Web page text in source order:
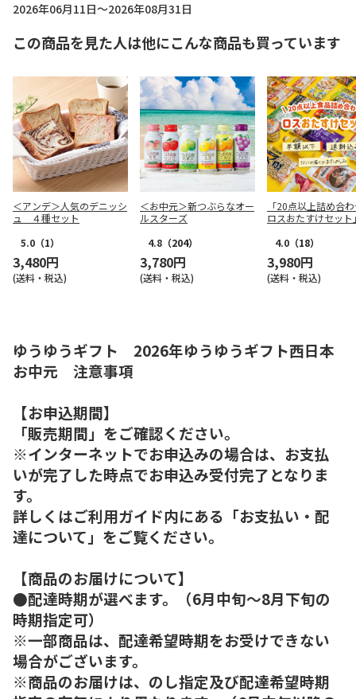
2026年06月11日～2026年08月31日
この商品を見た人は他にこんな商品も買っています
＜アンデ＞人気のデニッシ
ュ ４種セット
5.0 （1）
3,480円
(送料・税込)
＜お中元＞新つぶらなオー
ルスターズ
4.8 （204）
3,780円
(送料・税込)
「20点以上詰め合
ロスおたすけセット
4.0 （18）
3,980円
(送料・税込)
ゆうゆうギフト 2026年ゆうゆうギフト西日本
お中元 注意事項
【お申込期間】
「販売期間」をご確認ください。
※インターネットでお申込みの場合は、お支払
いが完了した時点でお申込み受付完了となりま
す。
詳しくはご利用ガイド内にある「お支払い・配
達について」をご覧ください。
【商品のお届けについて】
●配達時期が選べます。（6月中旬～8月下旬の
時期指定可）
※一部商品は、配達希望時期をお受けできない
場合がございます。
※商品のお届けは、のし指定及び配達希望時期